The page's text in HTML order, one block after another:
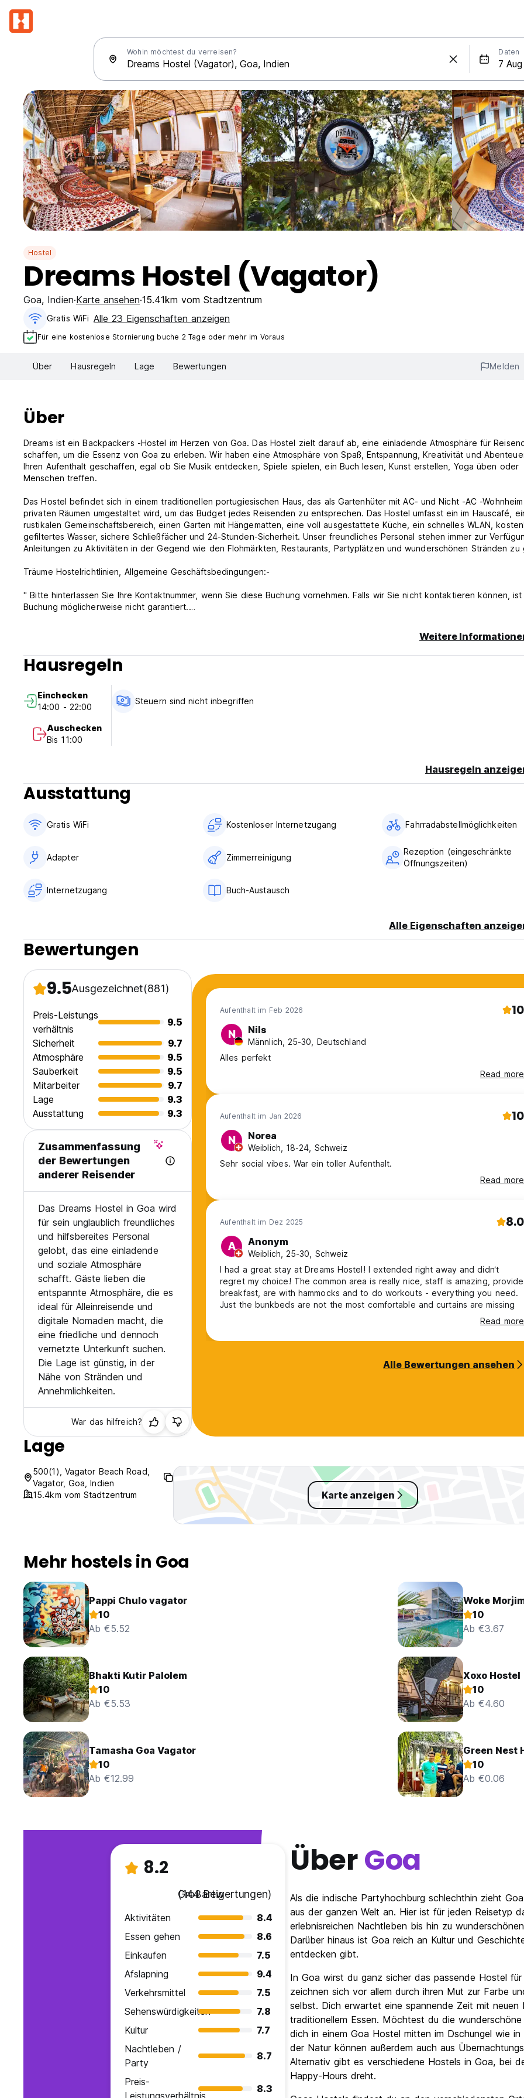
Wohin möchtest du verreisen? Daten
Hostel
Dreams Hostel (Vagator)
Goa, Indien Karte ansehen 15.41km vom Stadtzentrum
Gratis WiFi Alle 23 Eigenschaften anzeigen
Für eine kostenlose Stornierung buche 2 Tage oder mehr im Voraus
Über Hausregeln Lage Bewertungen Melden
Über
Dreams ist ein Backpackers -Hostel im Herzen von Goa. Das Hostel zielt darauf ab, eine einladende Atmosphäre für
schaffen, um die Essenz von Goa zu erleben. Wir haben eine Atmosphäre von Spaß, Entspannung, Kreativität und
Ihren Aufenthalt geschaffen, egal ob Sie Musik entdecken, Spiele spielen, ein Buch lesen, Kunst erstellen, Yoga üben oder
Menschen treffen.
Das Hostel befindet sich in einem traditionellen portugiesischen Haus, das als Gartenhüter mit AC- und Nicht -AC -
privaten Räumen umgestaltet wird, um das Budget jedes Reisenden zu entsprechen. Das Hostel umfasst ein im Hauscafé,
rustikalen Gemeinschaftsbereich, einen Garten mit Hängematten, eine voll ausgestattete Küche, ein schnelles WLAN,
gefiltertes Wasser, sichere Schließfächer und 24-Stunden-Sicherheit. Unser freundliches Personal stehen immer zur
Anleitungen zu Aktivitäten in der Gegend wie den Flohmärkten, Restaurants, Partyplätzen und wunderschönen Stränden zu
Träume Hostelrichtlinien, Allgemeine Geschäftsbedingungen:-
'' Bitte hinterlassen Sie Ihre Kontaktnummer, wenn Sie diese Buchung vornehmen. Falls wir Sie nicht kontaktieren können,
Buchung möglicherweise nicht garantiert.
'2. 3 Tage vor dem Check-in-Datum 100% vor der Zahlung vor dem Eigentum. Die Eigenschaft wird Ihre Karte vor der
vorbereiten. Eine kostenlose Stornierung oder Änderung der Buchung ist bis zu 3 Tage vor dem Check-in-Datum verfügbar.
Sie die Buchung innerhalb dieser Zeit nicht stornieren, berechnet die Eigenschaft den fälligen Gesamtbetrag. Für Buchungen
Postzahlung, von der die Buchung auf der Immobilie bestätigt wird. Kostenlose Stornierung oder Änderung dieser
nur bis zu 1 Monat vor dem geplanten Check-in-Datum verfügbar.
'3. Steuern nicht enthalten. Güter- und Dienstleistungssteuer (GST) 12% gilt in Indien.
'5. Wir akzeptieren Gruppenbuchungen von mehr als 3 Personen in dieser Unterkunft nicht. (Bitte machen Sie keine
Buchungen). Bei Fragen wenden Sie sich bitte an die Eigenschaft.
'6. Altersbeschränkung: Wir erlauben den Gästen nicht unter 18 Jahren im Alter von 39 Jahren im Hostel.
für alle persönlichen Gegenstände und das Gepäck der Gäste verantwortlich.
'9 Wir haben zwei freundliche Hunde, Yogi & Boxer als Haustiere im Hostel. (Auto-translated from original language)
Weitere
Hausregeln
Einchecken
14:00 - 22:00
Auschecken
Bis 11:00
Steuern sind nicht inbegriffen
Hausregeln
Ausstattung
Gratis WiFi Kostenloser Internetzugang Fahrradabstellmöglichkeiten
Adapter Zimmerreinigung
Rezeption (eingeschränkte
Öffnungszeiten)
Internetzugang Buch-Austausch
Alle Eigenschaften
Bewertungen
9.5Ausgezeichnet(881)
Preis-Leistungs
verhältnis
9.5
Sicherheit
9.7
Atmosphäre
9.5
Sauberkeit
9.5
Mitarbeiter
9.7
Lage
9.3
Ausstattung
9.3
Zusammenfassung
der Bewertungen
anderer Reisender
Das Dreams Hostel in Goa wird
für sein unglaublich freundliches
und hilfsbereites Personal
gelobt, das eine einladende
und soziale Atmosphäre
schafft. Gäste lieben die
entspannte Atmosphäre, die es
ideal für Alleinreisende und
digitale Nomaden macht, die
eine friedliche und dennoch
vernetzte Unterkunft suchen.
Die Lage ist günstig, in der
Nähe von Stränden und
Annehmlichkeiten.
War das hilfreich?
Aufenthalt im Feb 2026 10
N Nils
Männlich, 25-30, Deutschland
Alles perfekt
Read more
Aufenthalt im Jan 2026 10
N Norea
Weiblich, 18-24, Schweiz
Sehr social vibes. War ein toller Aufenthalt.
Read more
Aufenthalt im Dez 2025 8.0
A Anonym
Weiblich, 25-30, Schweiz
I had a great stay at Dreams Hostel! I extended right away and didn‘t
regret my choice! The common area is really nice, staff is amazing, provide
breakfast, are with hammocks and to do workouts - everything you need.
Just the bunkbeds are not the most comfortable and curtains are missing
Read more
Alle Bewertungen ansehen
Lage
500(1), Vagator Beach Road,
Vagator, Goa, Indien
15.4km vom Stadtzentrum
Karte anzeigen
Mehr hostels in Goa
Pappi Chulo vagator
10
Ab €5.52
Woke
10
Ab €3.67
Bhakti Kutir Palolem
10
Ab €5.53
Xoxo Hostel
10
Ab €4.60
Tamasha Goa Vagator
10
Ab €12.99
Green Nest
10
Ab €0.06
8.2
Großartig
(144 Bewertungen)
Aktivitäten
8.4
Essen gehen
8.6
Einkaufen
7.5
Afslapning
9.4
Verkehrsmittel
7.5
Sehenswürdigkeiten
7.8
Kultur
7.7
Nachtleben /
Party
8.7
Preis-
8.3
ÜberGoa
Als die indische Partyhochburg schlechthin zieht
aus der ganzen Welt an. Hier ist für jeden Reisetyp
erlebnisreichen Nachtleben bis hin zu
Darüber hinaus ist Goa reich an Kultur und
entdecken gibt.
In Goa wirst du ganz sicher das passende Hostel
zeichnen sich vor allem durch ihren Mut zur Farbe
selbst. Dich erwartet eine spannende Zeit mit neuen
traditionellem Essen. Möchtest du die
dich in einem Goa Hostel mitten im Dschungel wie
der Natur können außerdem auch aus
Alternativ gibt es verschiedene Hostels in Goa, bei
Happy-Hours dreht.